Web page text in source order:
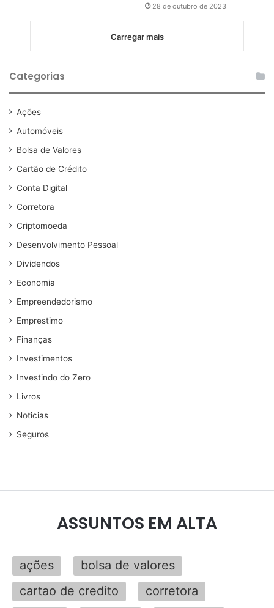
28 de outubro de 2023
Carregar mais
Categorias
Ações
Automóveis
Bolsa de Valores
Cartão de Crédito
Conta Digital
Corretora
Criptomoeda
Desenvolvimento Pessoal
Dividendos
Economia
Empreendedorismo
Emprestimo
Finanças
Investimentos
Investindo do Zero
Livros
Noticias
Seguros
ASSUNTOS EM ALTA
ações
bolsa de valores
cartao de credito
corretora